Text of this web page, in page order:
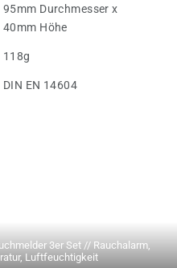
95mm Durchmesser x
40mm Höhe
118g
DIN EN 14604
3er Set // Rauchalarm,
Luftfeuchtigkeit